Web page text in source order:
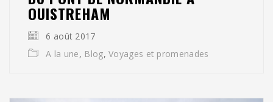
OUISTREHAM
6 août 2017
A la une, Blog,Voyages et promenades